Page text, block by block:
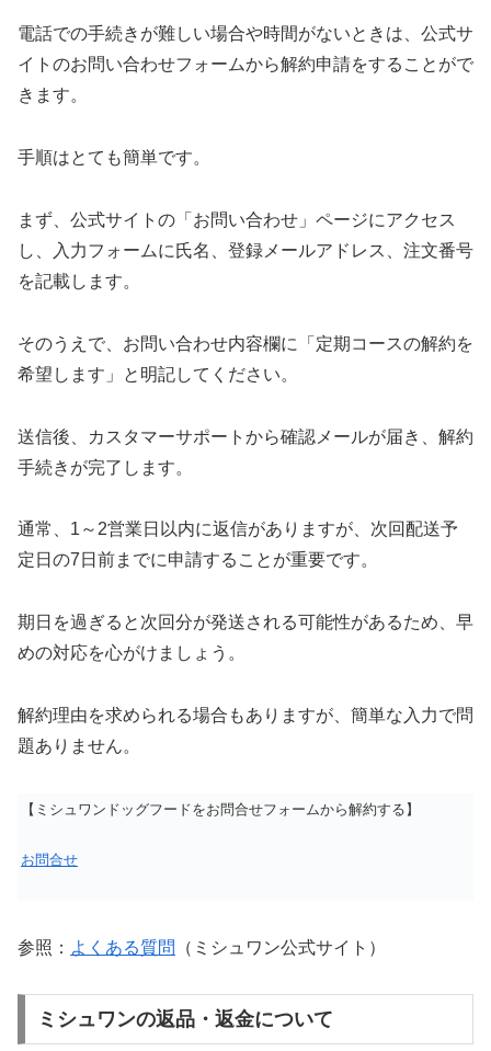
電話での手続きが難しい場合や時間がないときは、公式サ
イトのお問い合わせフォームから解約申請をすることがで
きます。
手順はとても簡単です。
まず、公式サイトの「お問い合わせ」ページにアクセス
し、入力フォームに氏名、登録メールアドレス、注文番号
を記載します。
そのうえで、お問い合わせ内容欄に「定期コースの解約を
希望します」と明記してください。
送信後、カスタマーサポートから確認メールが届き、解約
手続きが完了します。
通常、1～2営業日以内に返信がありますが、次回配送予
定日の7日前までに申請することが重要です。
期日を過ぎると次回分が発送される可能性があるため、早
めの対応を心がけましょう。
解約理由を求められる場合もありますが、簡単な入力で問
題ありません。
【ミシュワンドッグフードをお問合せフォームから解約する】
お問合せ
参照： よくある質問 （ミシュワン公式サイト）
ミシュワンの返品・返金について